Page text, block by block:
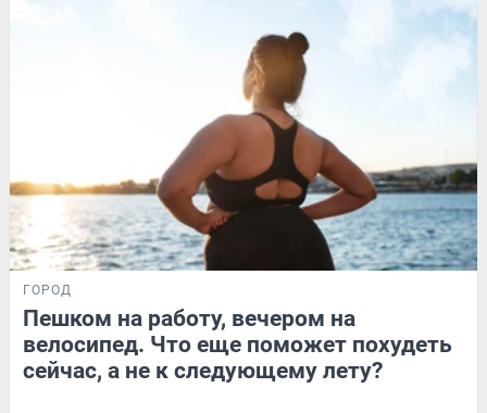
ГОРОД
Пешком на работу, вечером на
велосипед. Что еще поможет похудеть
сейчас, а не к следующему лету?